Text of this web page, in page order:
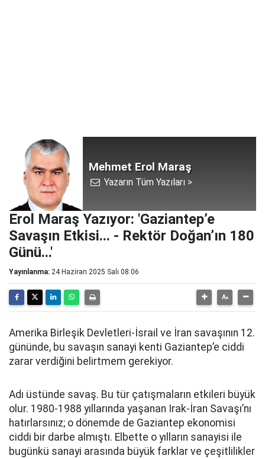
Mehmet Erol Maraş
Yazarın Tüm Yazıları >
Erol Maraş Yazıyor: 'Gaziantep’e
Savaşın Etkisi... - Rektör Doğan’ın 180
Günü...'
Yayınlanma: 24 Haziran 2025 Salı 08:06
Amerika Birleşik Devletleri-İsrail ve İran savaşının 12.
gününde, bu savaşın sanayi kenti Gaziantep’e ciddi
zarar verdiğini belirtmem gerekiyor.
Adı üstünde savaş. Bu tür çatışmaların etkileri büyük
olur. 1980-1988 yıllarında yaşanan Irak-İran Savaşı’nı
hatırlarsınız; o dönemde de Gaziantep ekonomisi
ciddi bir darbe almıştı. Elbette o yılların sanayisi ile
bugünkü sanayi arasında büyük farklar ve çeşitlilikler